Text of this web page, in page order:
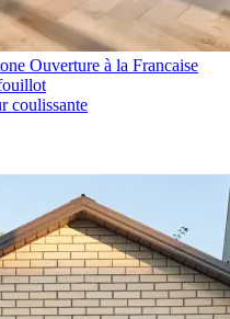
Crémone Ouverture à la Francaise
coulissante